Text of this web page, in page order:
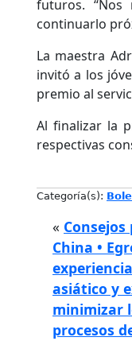
futuros.
continuarlo
La maestra
invitó a los
premio al
Al finalizar la
respectivas
Categoría(s):
«
China •
asiático y
minimizar
procesos